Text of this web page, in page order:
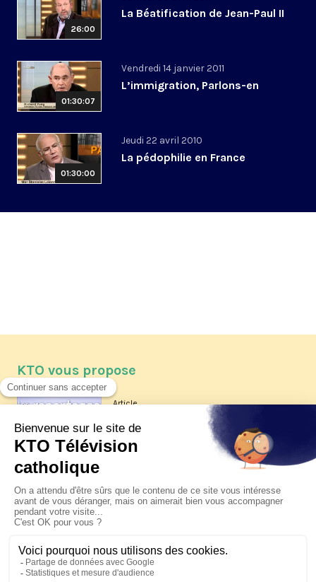
26:00
La Béatification de Jean-Paul II
01:30:07
Vendredi 14 janvier 2011
L’immigration, Parlons-en
01:30:00
Jeudi 22 avril 2010
La pédophilie en France
KTO vous propose
Article
Les reportages d'été 2026 de KTO
La visite pastorale du pape Léon
XIV à Assise à suivre sur KTO le
jeudi 6 août
Le pape en Uruguay, Argentine et
Pérou du 6 au 17 novembre 2026